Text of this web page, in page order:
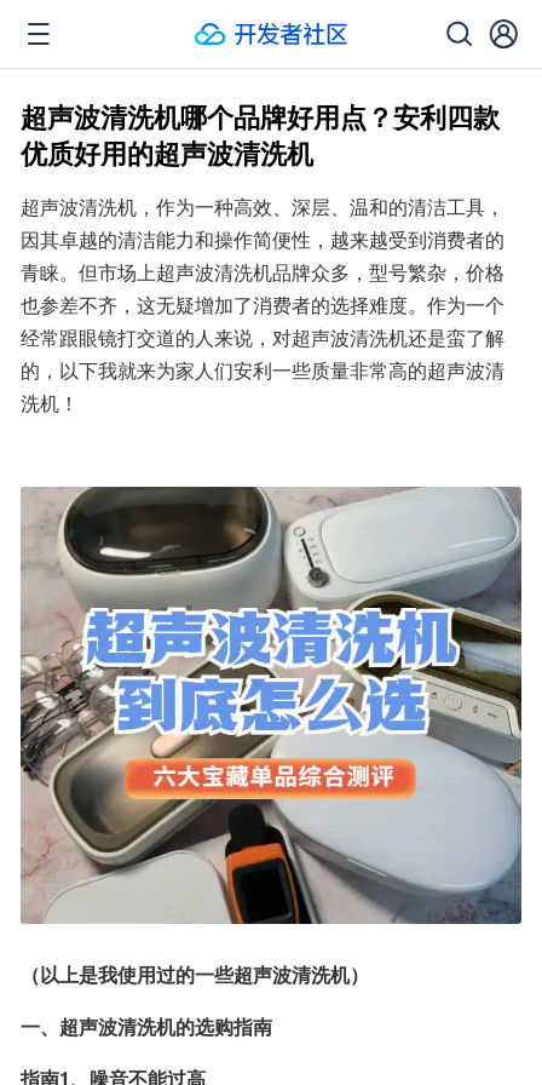
超声波清洗机哪个品牌好用点？安利四款
优质好用的超声波清洗机
超声波清洗机，作为一种高效、深层、温和的清洁工具，
因其卓越的清洁能力和操作简便性，越来越受到消费者的
青睐。但市场上超声波清洗机品牌众多，型号繁杂，价格
也参差不齐，这无疑增加了消费者的选择难度。作为一个
经常跟眼镜打交道的人来说，对超声波清洗机还是蛮了解
的，以下我就来为家人们安利一些质量非常高的超声波清
洗机！
（以上是我使用过的一些超声波清洗机）
一、超声波清洗机的选购指南
指南1、噪音不能过高